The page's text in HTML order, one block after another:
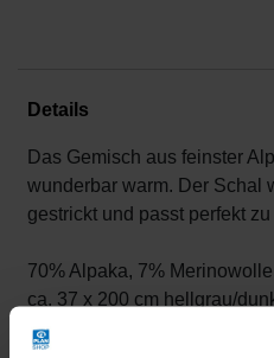
Details
Das Gemisch aus feinster
wunderbar warm. Der Schal
gestrickt und passt perfekt
70% Alpaka, 7%
ca. 37 x 200 cm hellgrau/
auberginefarbenem Streifen